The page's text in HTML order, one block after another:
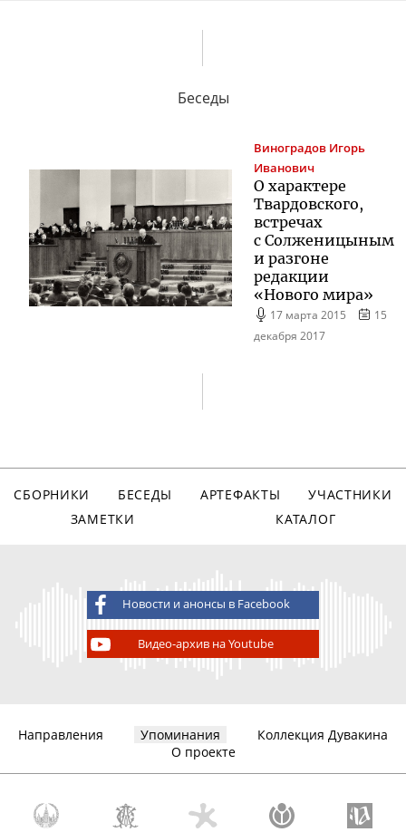
Беседы
Виноградов Игорь
Иванович
О характере
Твардовского,
встречах
с Солженицыным
и разгоне
редакции
«Нового мира»
17 марта 2015
15
декабря 2017
СБОРНИКИ БЕСЕДЫ АРТЕФАКТЫ
УЧАСТНИКИ
ЗАМЕТКИ
КАТАЛОГ
Новости и анонсы в Facebook
Видео-архив на Youtube
Направления Упоминания
Коллекция Дувакина
О проекте